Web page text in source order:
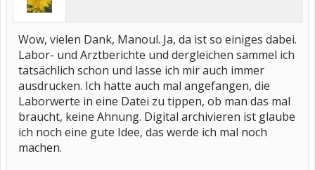
Wow, vielen Dank, Manoul. Ja, da ist so einiges dabei.
Labor- und Arztberichte und dergleichen sammel ich
tatsächlich schon und lasse ich mir auch immer
ausdrucken. Ich hatte auch mal angefangen, die
Laborwerte in eine Datei zu tippen, ob man das mal
braucht, keine Ahnung. Digital archivieren ist glaube
ich noch eine gute Idee, das werde ich mal noch
machen.